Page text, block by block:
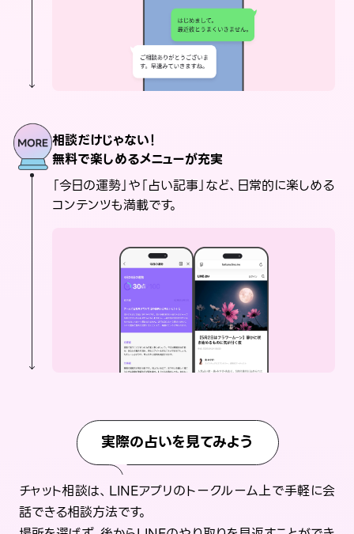
相談だけじゃない！
無料で楽しめるメニューが充実
「今日の運勢」や「占い記事」など、日常的に楽しめる
コンテンツも満載です。
実際の占いを見てみよう
チャット相談は、LINEアプリのトークルーム上で手軽に会
話できる相談方法です。